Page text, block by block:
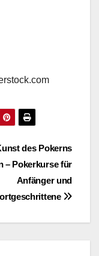
des Pokerns
– Pokerkurse für
Anfänger und